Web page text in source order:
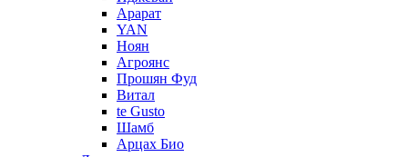
Арарат
YAN
Ноян
Агроянс
Прошян Фуд
Витал
te Gusto
Шамб
Арцах Био